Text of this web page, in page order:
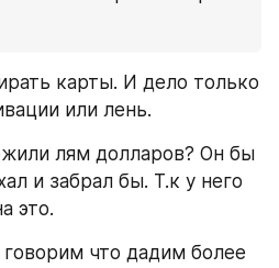
карты. И дело только
или лень.
лям долларов? Он бы
и забрал бы. Т.к у него
это.
что дадим более